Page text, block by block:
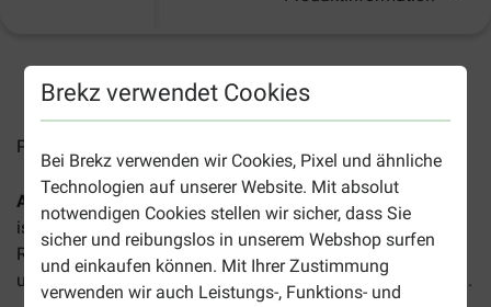
Brekz verwendet Cookies
Bei Brekz verwenden wir Cookies, Pixel und ähnliche
Technologien auf unserer Website. Mit absolut
notwendigen Cookies stellen wir sicher, dass Sie
sicher und reibungslos in unserem Webshop surfen
und einkaufen können. Mit Ihrer Zustimmung
verwenden wir auch Leistungs-, Funktions- und
2-4 Arbeitstage, sofern nicht anders angegeben
Preise inkl. MwSt zzgl.
Almo Nature HFC Natural Rind Hunde-Nassfutter (290 g)
ist ein hochwertiges, glutenfreies Ergänzungsfutter mit
Rind als einziger Eiweißquelle. Hergestellt mit Zutaten, die
ursprünglich für den menschlichen Verzehr geeignet waren.